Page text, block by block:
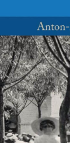
hebben
een
ander die aan
dus van
en
de eucharistie.
Honderd jaar
de kerk van